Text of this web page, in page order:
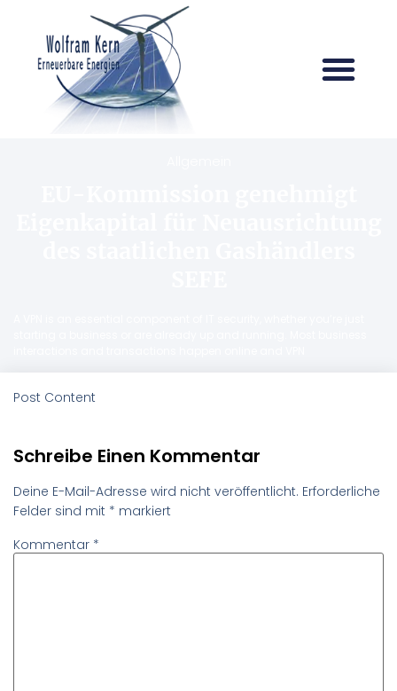
Post Content
Schreibe Einen Kommentar
Deine E-Mail-Adresse wird nicht veröffentlicht. Erforderliche
Felder sind mit * markiert
Kommentar *